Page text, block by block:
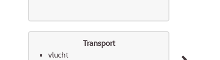
Transport
vlucht